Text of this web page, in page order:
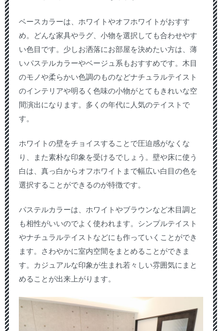
ベースカラーは、ホワイトやオフホワイトがおすす
め。どんな家具やラグ、小物を選択しても合わせやす
い色目です。少しお洒落にお部屋を決めたい方は、薄
いパステルカラーやベージュ系もおすすめです。木目
のモノや柔らかい色調のものなどナチュラルテイスト
のインテリアや明るく色味の小物がとてもきれいな空
間演出になります。多くの年代に人気のテイストで
す。
ホワイトの壁をチョイスすることで圧迫感がなくな
り、また素朴な印象を受けるでしょう。壁や床に使う
白は、真っ白からオフホワイトまで幅広い白目の色を
選択することができるのが特徴です。
パステルカラーは、ホワイトやブラウンなど木目調と
も相性がいいのでよく使われます。シンプルテイスト
やナチュラルテイストなどにも作っていくことができ
ます。さわやかに室内空間をまとめることができま
す。カジュアルな印象が生まれ若々しい雰囲気にまと
めることが出来上がります。